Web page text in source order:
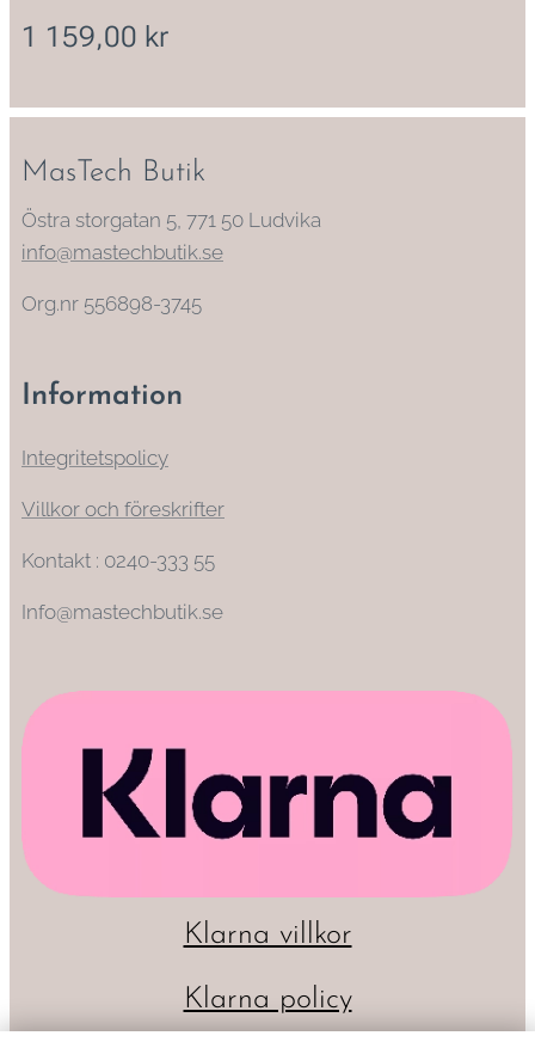
1 159,00 kr
MasTech Butik
Östra storgatan 5, 771 50 Ludvika
info@mastechbutik.se
Org.nr 556898-3745
Information
Integritetspolicy
Villkor och föreskrifter
Kontakt : 0240-333 55
Info@mastechbutik.se
Klarna villkor
Klarna policy